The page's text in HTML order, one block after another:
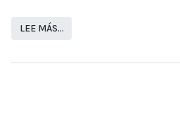
LEE MÁS…